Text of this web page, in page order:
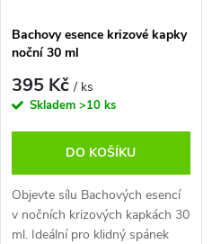
p
r
o
d
u
s
p
r
d
Bachovy esence krizové kapky
noční 30 ml
395 Kč/ ks
Skladem >10 ks
DO KOŠÍKU
Objevte sílu Bachových esencí
v nočních krizových kapkách 30
ml. Ideální pro klidný spánek